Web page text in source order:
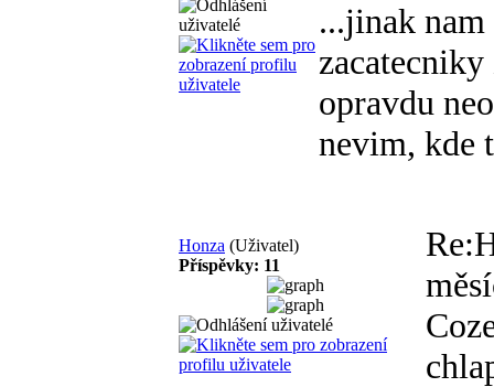
...jinak nam
zacatecniky
opravdu
nevim, kde
Honza (Uživatel)
Příspěvky: 11